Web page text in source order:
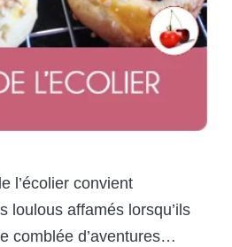
l’écolier convient
loulous affamés lorsqu’ils
comblée d’aventures…